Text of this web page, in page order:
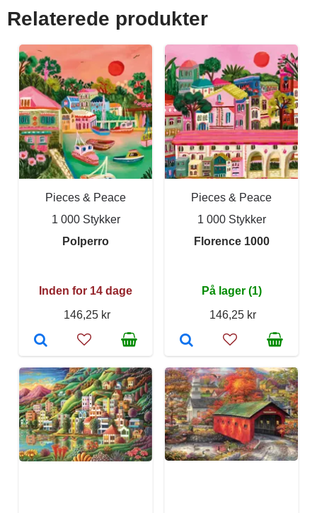
Relaterede produkter
Pieces & Peace
1 000 Stykker
Polperro
Inden for 14 dage
146,25 kr
Pieces & Peace
1 000 Stykker
Florence 1000
På lager (1)
146,25 kr